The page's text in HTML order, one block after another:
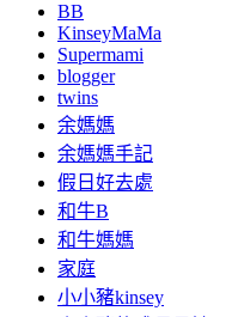
BB
KinseyMaMa
Supermami
blogger
twins
余媽媽
余媽媽手記
假日好去處
和牛B
和牛媽媽
家庭
小小豬kinsey